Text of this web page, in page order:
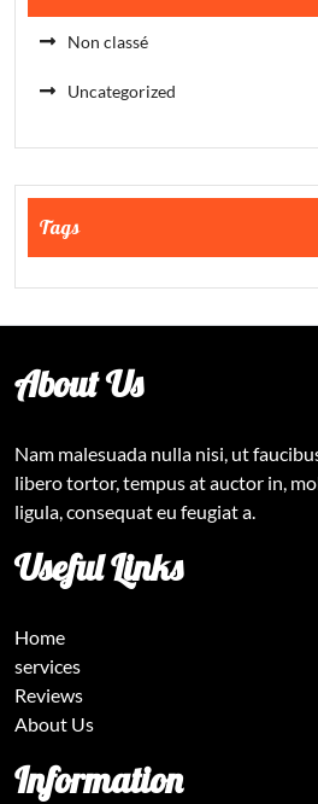
Non classé
Uncategorized
Tags
About Us
Nam malesuada nulla nisi, ut
libero tortor, tempus at auctor in,
ligula, consequat eu feugiat a.
Useful Links
Home
services
Reviews
About Us
Information